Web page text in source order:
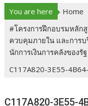
You are here
Home
#โครงการฝึกอบรมหลัก
ควบคุมภายใน และการ
นักการเงินการคลังของรั
C117A820-3E55-
C117A820-3E55-